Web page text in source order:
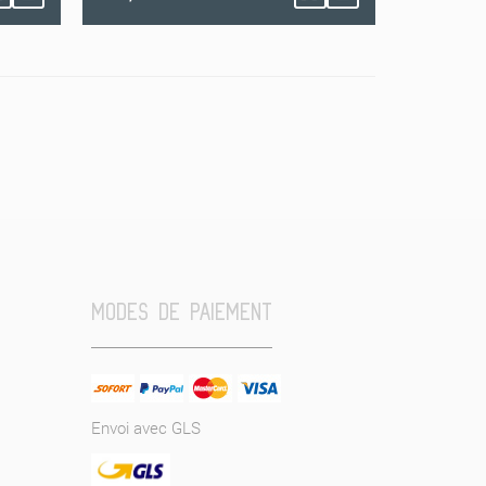
MODES DE PAIEMENT
Envoi avec GLS